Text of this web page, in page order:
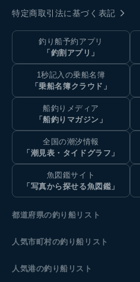
特定商取引法に基づく表記
釣り船予約アプリ
「釣割アプリ」
1秒記入の乗船名簿
「乗船名簿クラウド」
船釣りメディア
「船釣りマガジン」
全国の潮汐情報
「潮見表・タイドグラフ」
魚図鑑サイト
「写真から探せる魚図鑑」
都道府県の釣り船リスト
人気市町村の釣り船リスト
人気港の釣り船リスト